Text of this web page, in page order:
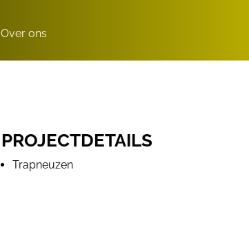
Over ons
PROJECTDETAILS
Trapneuzen